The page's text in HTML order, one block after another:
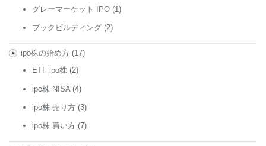
グレーマーケット IPO (1)
ブックビルディング (2)
ipo株の始め方(17)
ETF ipo株 (2)
ipo株 NISA (4)
ipo株 売り方 (3)
ipo株 買い方 (7)